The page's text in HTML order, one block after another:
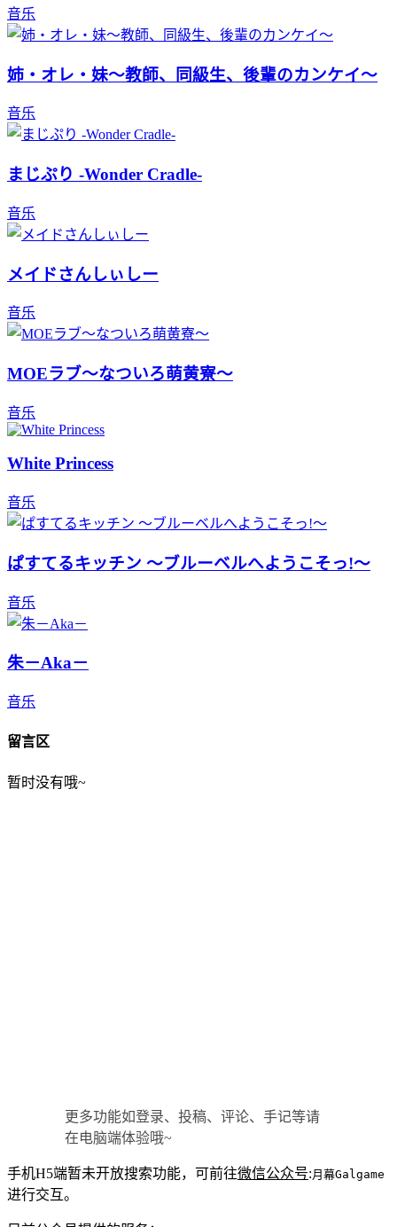
音乐
姉・オレ・妹～教師、同級生、後輩のカンケイ～
音乐
まじぷり -Wonder Cradle-
音乐
メイドさんしぃしー
音乐
MOEラブ～なついろ萌黄寮～
音乐
White Princess
音乐
ぱすてるキッチン ～ブルーベルへようこそっ!～
音乐
朱－Aka－
音乐
留言区
暂时没有哦~
更多功能如登录、投稿、评论、手记等请
在电脑端体验哦~
手机H5端暂未开放搜索功能，可前往微信公众号:月幕Galgame
进行交互。